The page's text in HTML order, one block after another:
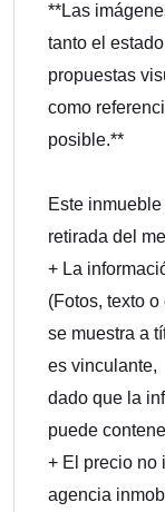
**Las
tanto el
propuestas
como
posible.**
Este
retirada del
+ La
(Fotos, texto
se muestra a
es vinculante,
dado que la
puede
+ El precio no
agencia